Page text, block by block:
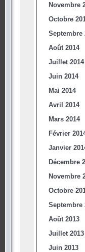
Novembre
Octobre
Septembre
Août 2014
Juillet 2014
Juin 2014
Mai 2014
Avril 2014
Mars 2014
Février
Janvier
Décembre
Novembre
Octobre
Septembre
Août 2013
Juillet 2013
Juin 2013